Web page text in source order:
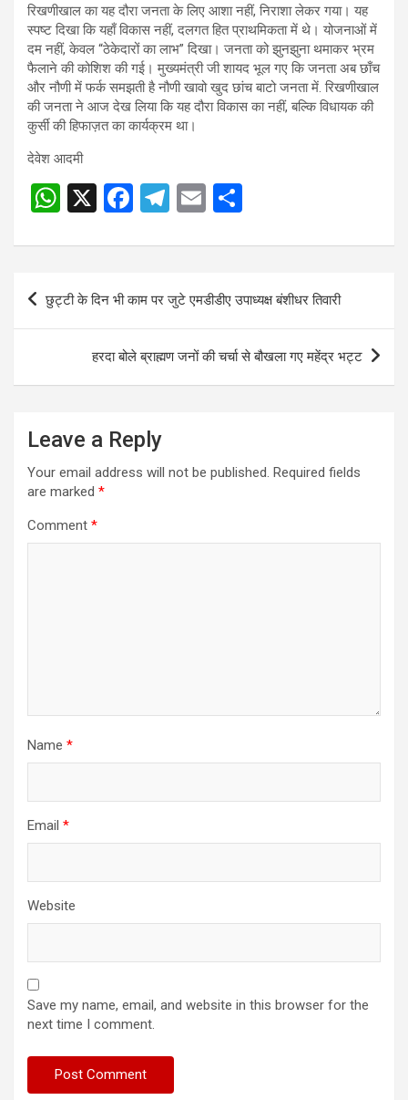
रिखणीखाल का यह दौरा जनता के लिए आशा नहीं, निराशा लेकर गया। यह
स्पष्ट दिखा कि यहाँ विकास नहीं, दलगत हित प्राथमिकता में थे। योजनाओं में
दम नहीं, केवल “ठेकेदारों का लाभ” दिखा। जनता को झुनझुना थमाकर भ्रम
फैलाने की कोशिश की गई। मुख्यमंत्री जी शायद भूल गए कि जनता अब छाँच
और नौणी में फर्क समझती है नौणी खावो खुद छांच बाटो जनता में. रिखणीखाल
की जनता ने आज देख लिया कि यह दौरा विकास का नहीं, बल्कि विधायक की
कुर्सी की हिफाज़त का कार्यक्रम था।
देवेश आदमी
W
at
s
A
X
F
ce
o
o
k
T
e
gr
a
m
E
ail ar
Post
navigation
छुट्टी के दिन भी काम पर जुटे एमडीडीए उपाध्यक्ष बंशीधर तिवारी
हरदा बोले ब्राह्मण जनों की चर्चा से बौखला गए महेंद्र भट्ट
Leave a Reply
Your email address will not be published. Required fields
are marked *
Comment *
Name *
Email *
Website
Save my name, email, and website in this browser for the
next time I comment.